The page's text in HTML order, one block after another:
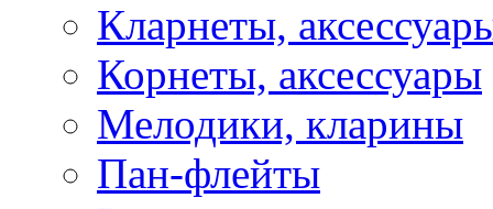
Кларнеты,
Корнеты, аксессуары
Мелодики, кларины
Пан-флейты